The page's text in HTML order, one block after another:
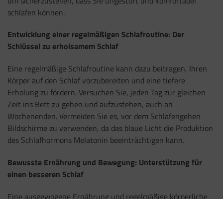
schlafen können.
Entwicklung einer regelmäßigen Schlafroutine: Der
Schlüssel zu erholsamem Schlaf
Eine regelmäßige Schlafroutine kann dazu beitragen, Ihren
Körper auf den Schlaf vorzubereiten und eine tiefere
Erholung zu fördern. Versuchen Sie, jeden Tag zur gleichen
Zeit ins Bett zu gehen und aufzustehen, auch an
Wochenenden. Vermeiden Sie es, vor dem Schlafengehen
Bildschirme zu verwenden, da das blaue Licht die Produktion
des Schlafhormons Melatonin beeinträchtigen kann.
Bewusste Ernährung und Bewegung: Unterstützung für
einen besseren Schlaf
Eine ausgewogene Ernährung und regelmäßige körperliche